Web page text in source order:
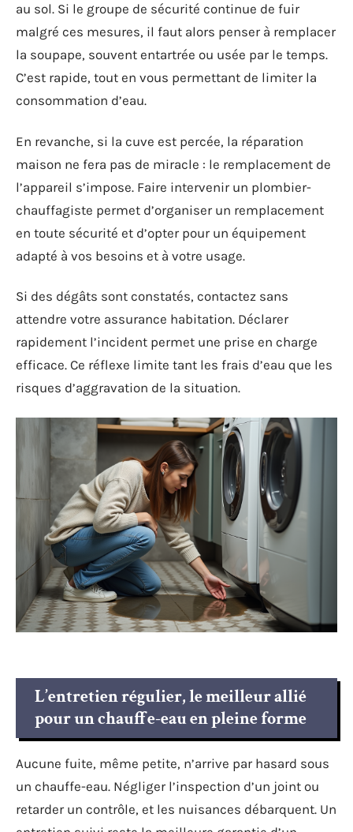
au sol. Si le groupe de sécurité continue de fuir
malgré ces mesures, il faut alors penser à remplacer
la soupape, souvent entartrée ou usée par le temps.
C’est rapide, tout en vous permettant de limiter la
consommation d’eau.
En revanche, si la cuve est percée, la réparation
maison ne fera pas de miracle : le remplacement de
l’appareil s’impose. Faire intervenir un plombier-
chauffagiste permet d’organiser un remplacement
en toute sécurité et d’opter pour un équipement
adapté à vos besoins et à votre usage.
Si des dégâts sont constatés, contactez sans
attendre votre assurance habitation. Déclarer
rapidement l’incident permet une prise en charge
efficace. Ce réflexe limite tant les frais d’eau que les
risques d’aggravation de la situation.
L’entretien régulier, le meilleur allié
pour un chauffe-eau en pleine forme
Aucune fuite, même petite, n’arrive par hasard sous
un chauffe-eau. Négliger l’inspection d’un joint ou
retarder un contrôle, et les nuisances débarquent. Un